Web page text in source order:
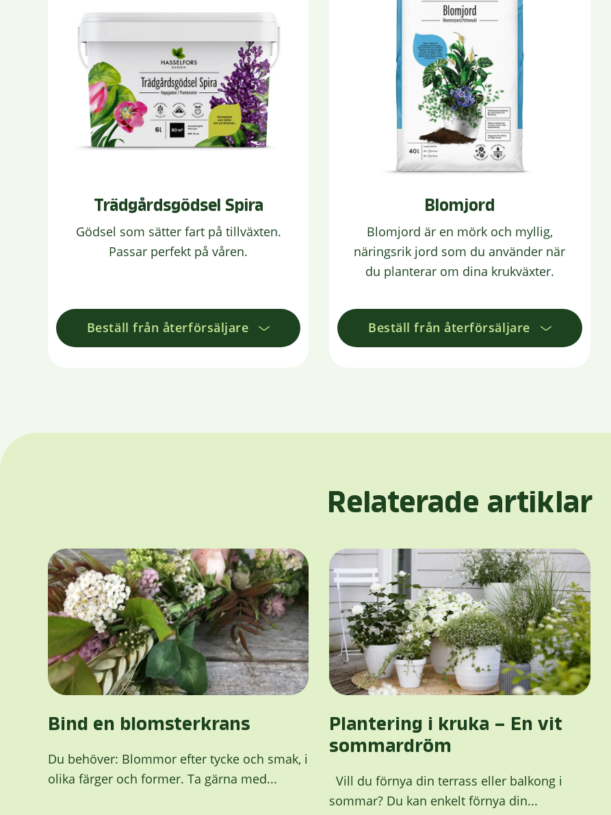
Trädgårdsgödsel Spira
Gödsel som sätter fart på tillväxten.
Passar perfekt på våren.
Beställ från återförsäljare
Blomjord
Blomjord är en mörk och myllig,
näringsrik jord som du använder när
du planterar om dina krukväxter.
Beställ från återförsäljare
Relaterade artiklar
Bind en blomsterkrans
Du behöver: Blommor efter tycke och smak, i
olika färger och former. Ta gärna med...
Plantering i kruka – En vit
sommardröm
Vill du förnya din terrass eller balkong i
sommar? Du kan enkelt förnya din...